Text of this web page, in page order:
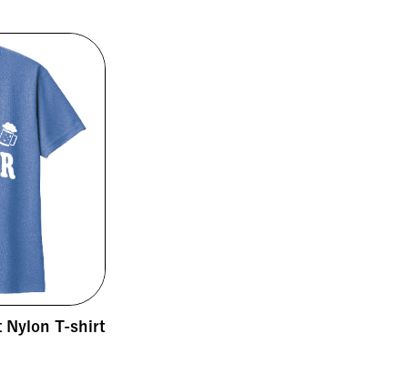
Nylon T-shirt